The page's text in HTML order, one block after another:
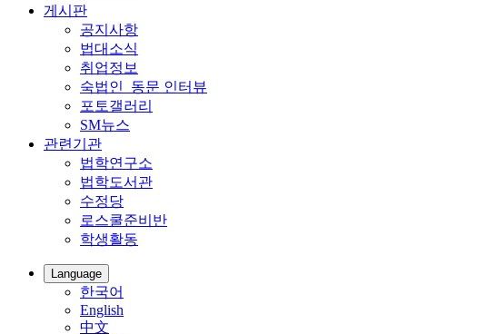
게시판
공지사항
법대소식
취업정보
숙법인_동문 인터뷰
포토갤러리
SM뉴스
관련기관
법학연구소
법학도서관
수정당
로스쿨준비반
학생활동
Language
한국어
English
中文